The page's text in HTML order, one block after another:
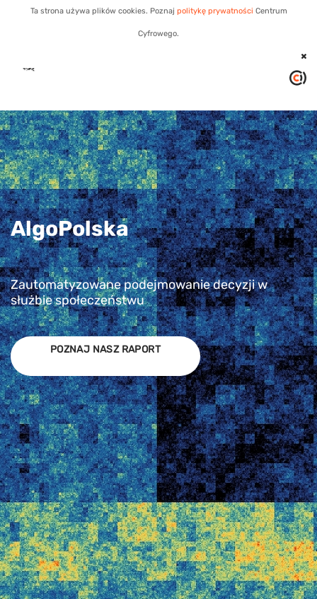
Ta strona używa plików cookies. Poznaj politykę prywatności Centrum
Cyfrowego.
AlgoPolska
Zautomatyzowane podejmowanie decyzji w
służbie społeczeństwu
POZNAJ NASZ RAPORT